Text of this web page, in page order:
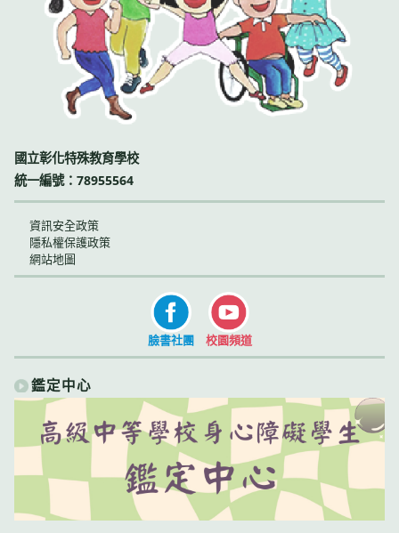
國立彰化特殊教育學校
統一編號：78955564
資訊安全政策
隱私權保護政策
網站地圖
臉書社團 校園頻道
鑑定中心